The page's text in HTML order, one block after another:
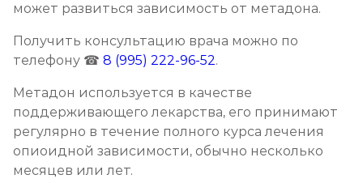
от 21 350 ₽
Реабилитация наркозависимых подростков
от 24 900 ₽ Записаться
Программа 12 шагов
может развиться зависимость от метадона.
Получить консультацию врача можно по
телефону ☎ 8 (995) 222-96-52.
Метадон используется в качестве
поддерживающего лекарства, его принимают
регулярно в течение полного курса лечения
опиоидной зависимости, обычно несколько
месяцев или лет.